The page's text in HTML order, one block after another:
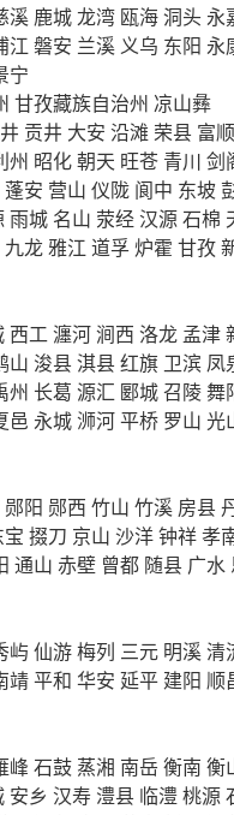
溪 鹿城龙湾 瓯海洞头 永
江 磐安 兰溪 义乌 东阳 永
宁
甘孜藏族自治州 凉山彝
贡井 大安 沿滩 荣县 富顺
州 昭化朝天 旺苍 青川 剑
蓬安 营山 仪陇 阆中 东坡
雨城 名山 荥经汉源石棉
九龙雅江 道孚炉霍 甘孜
西工瀍河涧西 洛龙 孟津
山 浚县淇县红旗 卫滨 凤
州 长葛 源汇 郾城召陵舞
邑 永城浉河平桥 罗山 光
郧阳 郧西 竹山 竹溪 房县
掇刀 京山 沙洋钟祥孝
通山 赤壁 曾都 随县 广水
屿仙游梅列 三元 明溪清
靖平和 华安 延平 建阳 顺
峰 石鼓 蒸湘 南岳衡南 衡
安乡 汉寿 澧县 临澧桃源